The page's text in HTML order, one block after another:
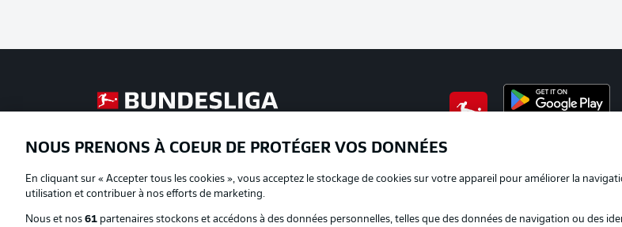
NOUS PRENONS À COEUR DE PROTÉGER VOS DONNÉES
En cliquant sur « Accepter tous les cookies », vous acceptez le stockage de cookies sur votre appareil pour améliorer la
utilisation et contribuer à nos efforts de marketing.
Nous et nos 61 partenaires stockons et accédons à des données personnelles, telles que des données de navigation ou des